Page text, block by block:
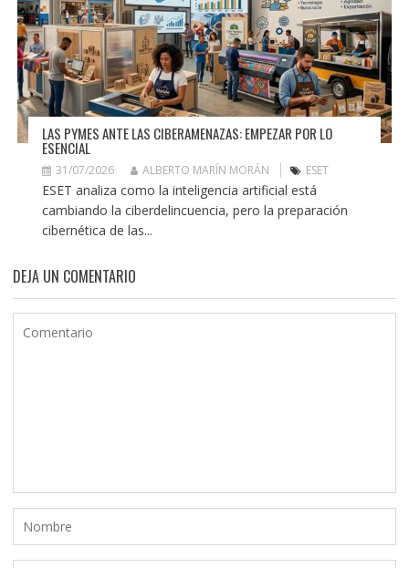
LAS PYMES ANTE LAS CIBERAMENAZAS: EMPEZAR POR LO
ESENCIAL
31/07/2026 ALBERTO MARÍN MORÁN ESET
ESET analiza como la inteligencia artificial está
cambiando la ciberdelincuencia, pero la preparación
cibernética de las...
DEJA UN COMENTARIO